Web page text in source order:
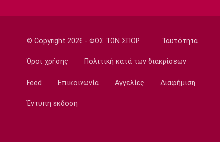
Μπορούσια
Παρί Σεν
Μαρσέιγ
© Copyright 2026 - ΦΩΣ ΤΩΝ ΣΠΟΡ Ταυτότητα
Όροι χρήσης Πολιτική κατά των διακρίσεων
Feed Επικοινωνία Αγγελίες Διαφήμιση
Έντυπη έκδοση